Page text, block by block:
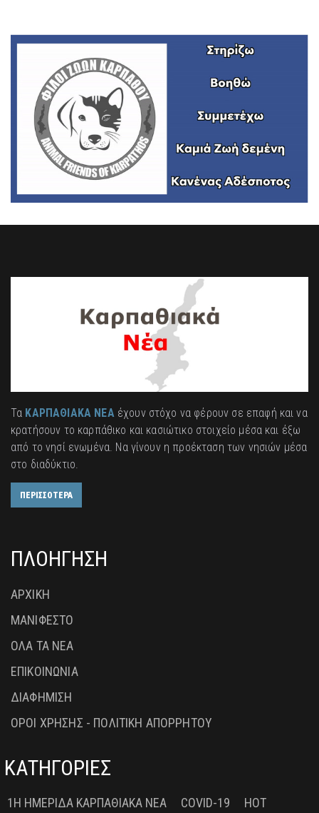
Τα ΚΑΡΠΑΘΙΑΚΑ ΝΕΑέχουν στόχο να φέρουν σε επαφή και να
κρατήσουν το καρπάθικο και κασιώτικο στοιχείο μέσα και έξω
από το νησί ενωμένα. Να γίνουν η προέκταση των νησιών μέσα
στο διαδύκτιο.
ΠΕΡΙΣΣΟΤΕΡΑ
ΠΛΟΗΓΗΣΗ
ΑΡΧΙΚΗ
ΜΑΝΙΦΕΣΤΟ
ΟΛΑ ΤΑ ΝΕΑ
ΕΠΙΚΟΙΝΩΝΙΑ
ΔΙΑΦΗΜΙΣΗ
ΟΡΟΙ ΧΡΗΣΗΣ - ΠΟΛΙΤΙΚΗ ΑΠΟΡΡΗΤΟΥ
ΚΑΤΗΓΟΡΙΕΣ
1Η ΗΜΕΡΊΔΑ ΚΑΡΠΑΘΙΑΚΆ ΝΈΑ COVID-19 HOT